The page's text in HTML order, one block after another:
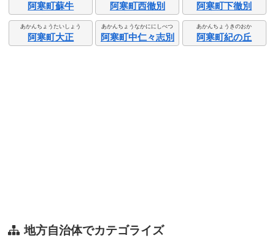
阿寒町蘇牛 阿寒町西徹別 阿寒町下徹別
あかんちょうたいしょう
阿寒町大正
あかんちょうなかににしべつ
阿寒町中仁々志別
あかんちょうきのおか
阿寒町紀の丘
地方自治体でカテゴライズ